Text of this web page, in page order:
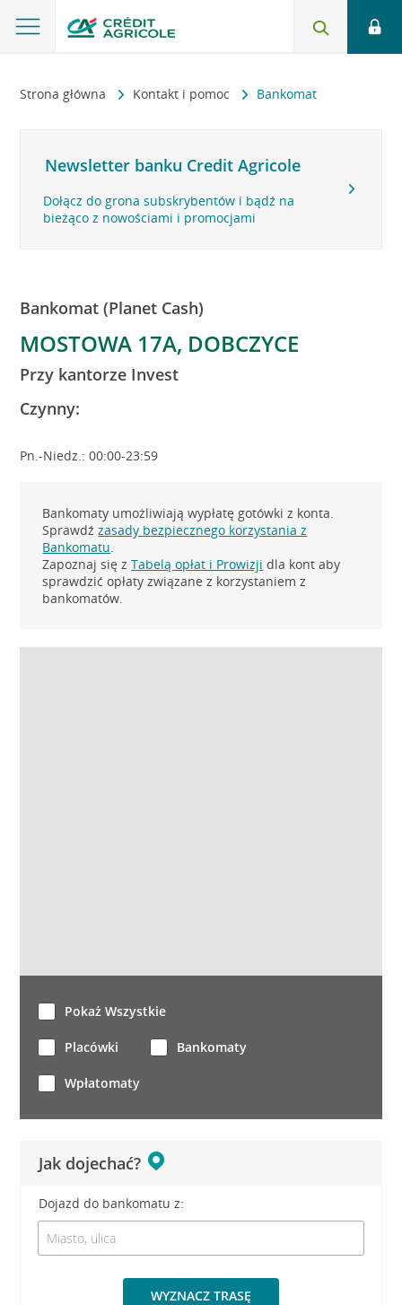
Strona główna Kontakt i pomoc Bankomat
Newsletter banku Credit Agricole
Dołącz do grona subskrybentów i bądź na
bieżąco z nowościami i promocjami
Bankomat (Planet Cash)
MOSTOWA 17A, DOBCZYCE
Przy kantorze Invest
Czynny:
Pn.-Niedz.: 00:00-23:59
Bankomaty umożliwiają wypłatę gotówki z konta.
Sprawdźzasady bezpiecznego korzystania z
Bankomatu.
Zapoznaj się zTabelą opłat i Prowizji dla kont aby
sprawdzić opłaty związane z korzystaniem z
bankomatów.
Jak dojechać?
Dojazd do bankomatu z:
WYZNACZ TRASĘ
Pokaż Wszystkie
Placówki Bankomaty
Wpłatomaty